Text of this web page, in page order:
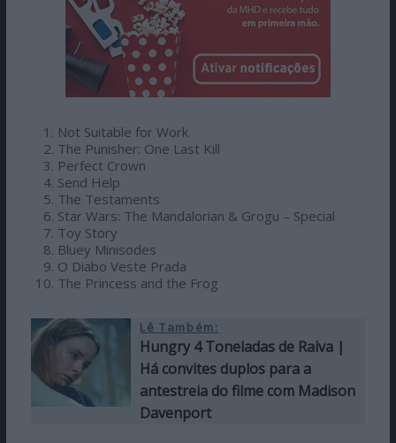
Not Suitable for Work
The Punisher: One Last Kill
Perfect Crown
Send Help
The Testaments
Star Wars: The Mandalorian & Grogu – Special
Toy Story
Bluey Minisodes
O Diabo Veste Prada
The Princess and the Frog
Lê Também:
Hungry 4 Toneladas de Raiva |
Há convites duplos para a
antestreia do filme com Madison
Davenport